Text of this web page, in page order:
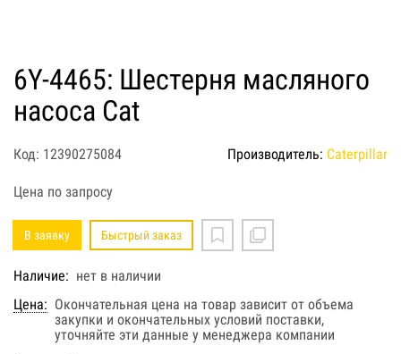
6Y-4465: Шестерня масляного
насоса Cat
Код: 12390275084 Производитель: Caterpillar
Цена по запросу
В заявку Быстрый заказ
Наличие: нет в наличии
Цена: Окончательная цена на товар зависит от объема
закупки и окончательных условий поставки,
уточняйте эти данные у менеджера компании